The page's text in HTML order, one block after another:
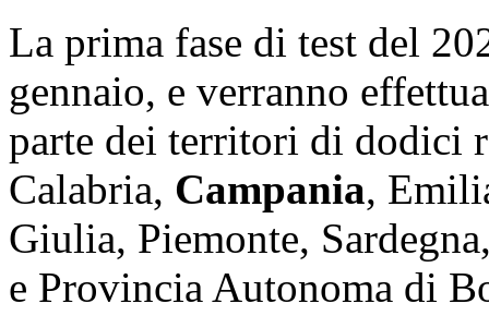
La prima fase di test del
gennaio, e verranno
parte dei territori di dodici
Calabria, Campania,
Giulia, Piemonte,
e Provincia Autonoma di